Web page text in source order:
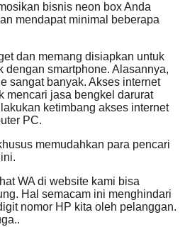
bisnis neon box Anda
mendapat minimal beberapa
dan memang disiapkan untuk
dengan smartphone. Alasannya,
sangat banyak. Akses internet
mencari jasa bengkel darurat
ketimbang akses internet
PC.
memudahkan para pencari
WA di website kami bisa
Hal semacam ini menghindari
nomor HP kita oleh pelanggan.